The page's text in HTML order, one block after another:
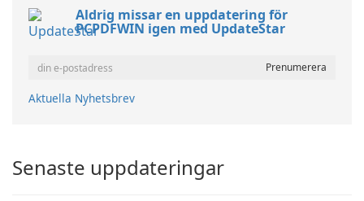
Aldrig missar en uppdatering för
PCPDFWIN igen med UpdateStar
Aktuella Nyhetsbrev
Senaste uppdateringar